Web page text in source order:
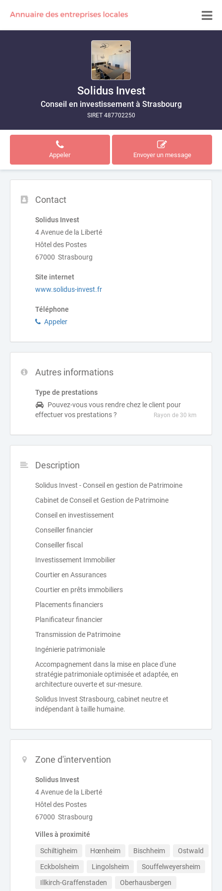
Solidus Invest
Conseil en investissement à Strasbourg
SIRET 487702250
Appeler Envoyer un message
Contact
Solidus Invest
4 Avenue de la Liberté
Hôtel des Postes
67000 Strasbourg
Site internet
www.solidus-invest.fr
Téléphone
Appeler
Autres informations
Type de prestations
Pouvez-vous vous rendre chez le client pour
effectuer vos prestations ?
Rayon de 30 km
Description
Solidus Invest - Conseil en gestion de Patrimoine
Cabinet de Conseil et Gestion de Patrimoine
Conseil en investissement
Conseiller financier
Conseiller fiscal
Investissement Immobilier
Courtier en Assurances
Courtier en prêts immobiliers
Placements financiers
Planificateur financier
Transmission de Patrimoine
Ingénierie patrimoniale
Accompagnement dans la mise en place d'une
stratégie patrimoniale optimisée et adaptée, en
architecture ouverte et sur-mesure.
Solidus Invest Strasbourg, cabinet neutre et
indépendant à taille humaine.
Zone d'intervention
Solidus Invest
4 Avenue de la Liberté
Hôtel des Postes
67000 Strasbourg
Villes à proximité
Schiltigheim Hœnheim Bischheim
Ostwald
Eckbolsheim
Lingolsheim
Souffelweyersheim
Illkirch-Graffenstaden
Oberhausbergen